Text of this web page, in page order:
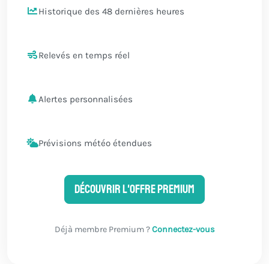
Historique des 48 dernières heures
Relevés en temps réel
Alertes personnalisées
Prévisions météo étendues
Découvrir l'offre Premium
Déjà membre Premium ?Connectez-vous